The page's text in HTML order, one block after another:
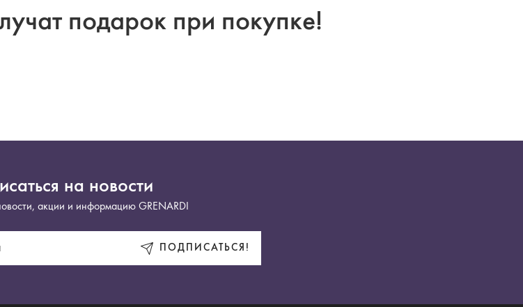
подарок при покупке!
на новости
акции и информацию GRENARDI
ПОДПИСАТЬСЯ!